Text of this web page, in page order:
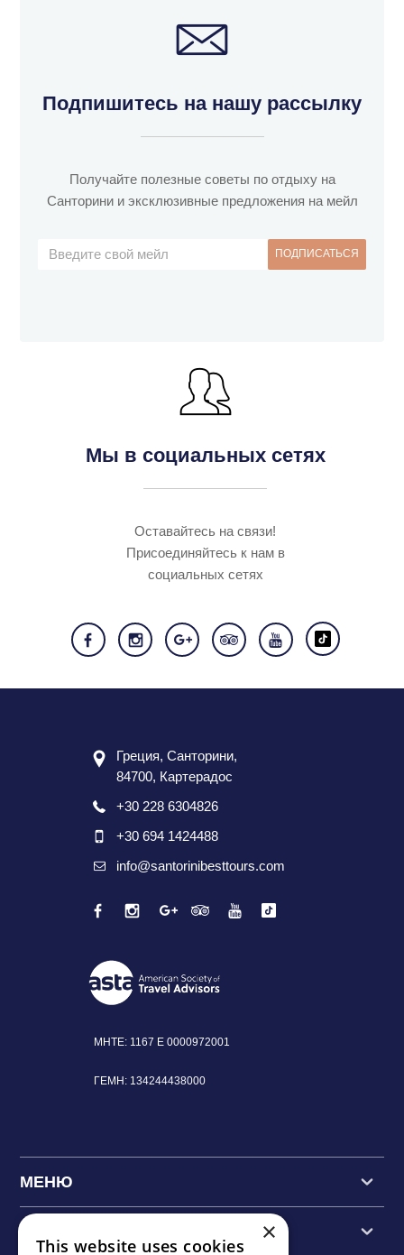
Подпишитесь на нашу рассылку
Получайте полезные советы по отдыху на
Санторини и эксклюзивные предложения на мейл
Мы в социальных сетях
Оставайтесь на связи!
Присоединяйтесь к нам в
социальных сетях
Греция, Санторини,
84700, Картерадос
+30 228 6304826
+30 694 1424488
info@santorinibesttours.com
MHTE: 1167 Ε 0000972001
ΓΕΜΗ: 134244438000
МЕНЮ
×
This website uses cookies